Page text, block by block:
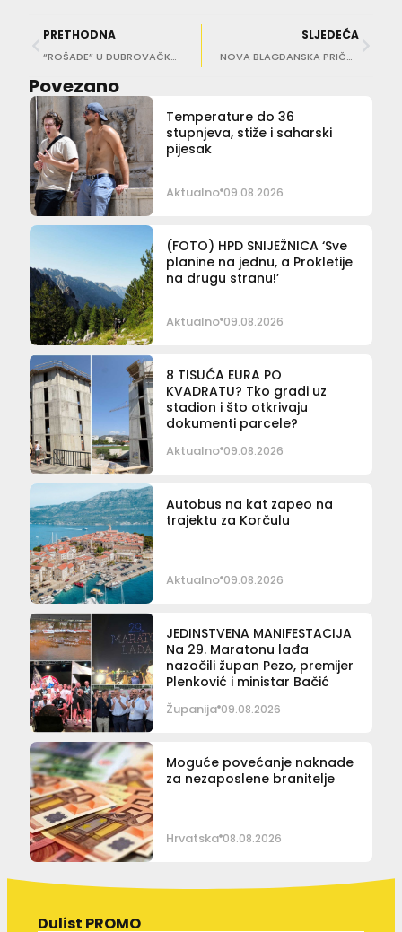
PRETHODNA
“ROŠADE” U DUBROVAČKOJ BISKUPIJI Zlatomisnik don Vlado Markić odlazi u mirovinu
SLJEDEĆA
NOVA BLAGDANSKA PRIČA Zimski festival postaje “Advent u Gradu”, a za doček 2027. nastupa Plavi orkestar
Povezano
Temperature do 36
stupnjeva, stiže i saharski
pijesak
Aktualno 09.08.2026
(FOTO) HPD SNIJEŽNICA ‘Sve
planine na jednu, a Prokletije
na drugu stranu!’
Aktualno 09.08.2026
8 TISUĆA EURA PO
KVADRATU? Tko gradi uz
stadion i što otkrivaju
dokumenti parcele?
Aktualno 09.08.2026
Autobus na kat zapeo na
trajektu za Korčulu
Aktualno 09.08.2026
JEDINSTVENA MANIFESTACIJA
Na 29. Maratonu lađa
nazočili župan Pezo, premijer
Plenković i ministar Bačić
Županija 09.08.2026
Moguće povećanje naknade
za nezaposlene branitelje
Hrvatska 08.08.2026
Dulist PROMO